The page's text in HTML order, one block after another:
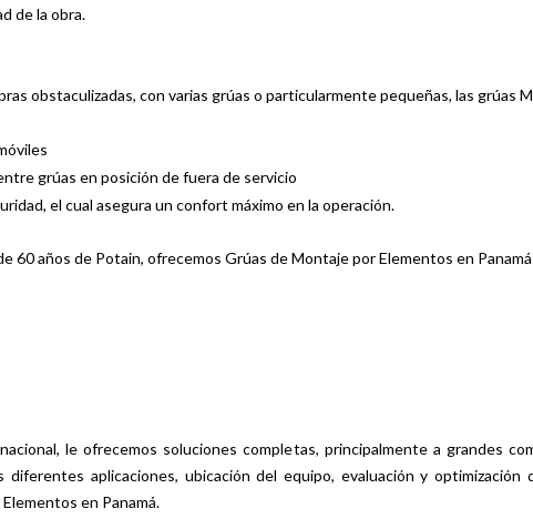
de la obra.
obstaculizadas, con varias grúas o particularmente pequeñas, las grúas
grúas en posición de fuera de servicio
el cual asegura un confort máximo en la operación.
60 años de Potain, ofrecemos Grúas de Montaje por Elementos en
le ofrecemos soluciones completas, principalmente a grandes
aplicaciones, ubicación del equipo, evaluación y
en Panamá.